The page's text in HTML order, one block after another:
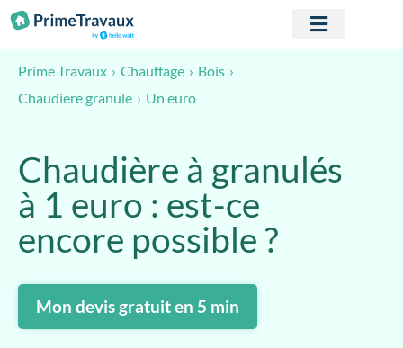
Passer au contenu
Prime Travaux Chauffage
Bois
Chaudiere granule
Un euro
Chaudière à granulés
à 1 euro : est-ce
encore possible ?
Mon devis gratuit en 5 min